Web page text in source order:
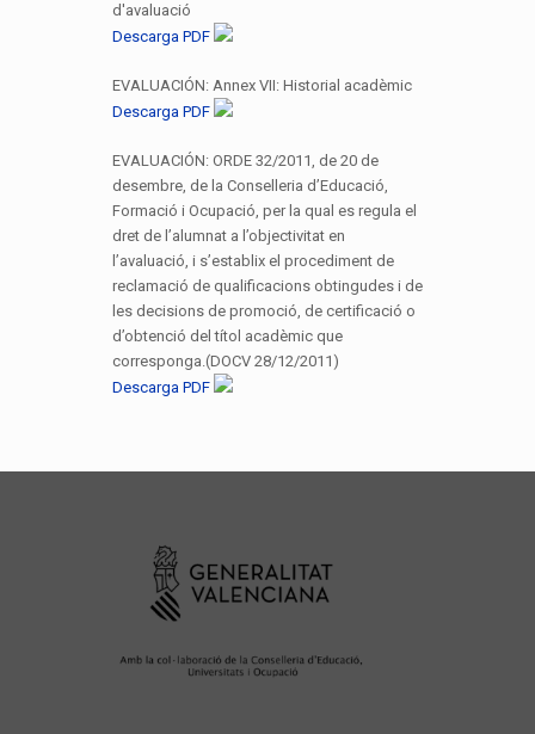
d'avaluació
Descarga PDF
EVALUACIÓN: Annex VII: Historial acadèmic
Descarga PDF
EVALUACIÓN: ORDE 32/2011, de 20 de
desembre, de la Conselleria d’Educació,
Formació i Ocupació, per la qual es regula el
dret de l’alumnat a l’objectivitat en
l’avaluació, i s’establix el procediment de
reclamació de qualificacions obtingudes i de
les decisions de promoció, de certificació o
d’obtenció del títol acadèmic que
corresponga.(DOCV 28/12/2011)
Descarga PDF